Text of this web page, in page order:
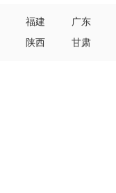
福建 广东
陕西 甘肃